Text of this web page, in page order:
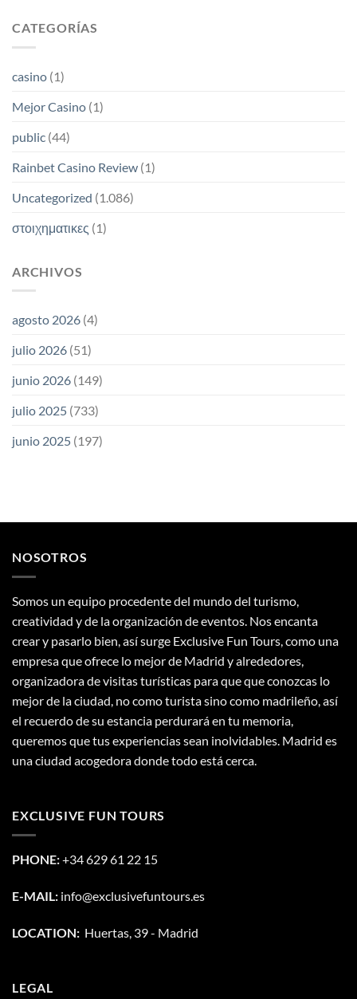
CATEGORÍAS
casino (1)
Mejor Casino (1)
public (44)
Rainbet Casino Review (1)
Uncategorized (1.086)
στοιχηματικες (1)
ARCHIVOS
agosto 2026 (4)
julio 2026 (51)
junio 2026 (149)
julio 2025 (733)
junio 2025 (197)
NOSOTROS
Somos un equipo procedente del mundo del turismo,
creatividad y de la organización de eventos. Nos encanta
crear y pasarlo bien, así surge Exclusive Fun Tours, como una
empresa que ofrece lo mejor de Madrid y alrededores,
organizadora de visitas turísticas para que que conozcas lo
mejor de la ciudad, no como turista sino como madrileño, así
el recuerdo de su estancia perdurará en tu memoria,
queremos que tus experiencias sean inolvidables. Madrid es
una ciudad acogedora donde todo está cerca.
EXCLUSIVE FUN TOURS
PHONE:+34 629 61 22 15
E-MAIL: info@exclusivefuntours.es
LOCATION: Huertas, 39 - Madrid
LEGAL